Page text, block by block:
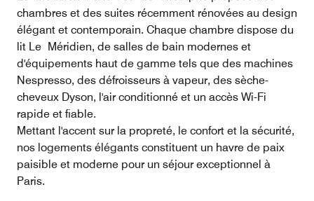
chambres et des suites récemment rénovées au design
élégant et contemporain. Chaque chambre dispose du
lit Le Méridien, de salles de bain modernes et
d'équipements haut de gamme tels que des machines
Nespresso, des défroisseurs à vapeur, des sèche-
cheveux Dyson, l'air conditionné et un accès Wi-Fi
rapide et fiable.
Mettant l'accent sur la propreté, le confort et la sécurité,
nos logements élégants constituent un havre de paix
paisible et moderne pour un séjour exceptionnel à
Paris.